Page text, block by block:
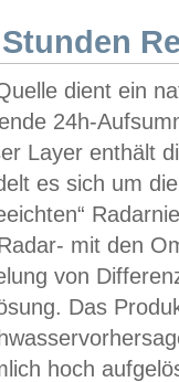
dient ein
24h-
Layer enthält
es sich um
mit den
von
Das
hoch